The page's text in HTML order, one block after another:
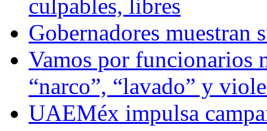
culpables, libres
Gobernadores muestran
Vamos por funcionarios
“narco”, “lavado” y
UAEMéx impulsa